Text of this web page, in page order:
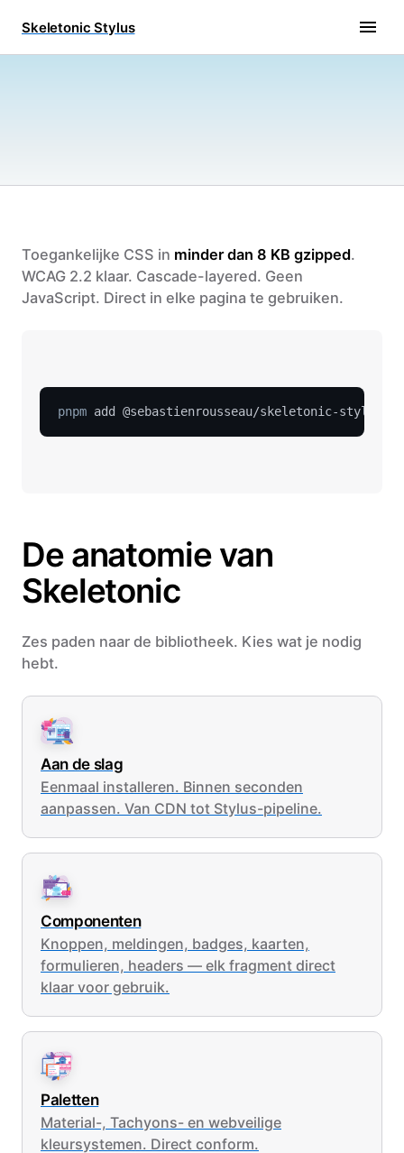
Skeletonic Stylus
Toegankelijke CSS in minder dan 8 KB gzipped.
WCAG 2.2 klaar. Cascade-layered. Geen
JavaScript. Direct in elke pagina te gebruiken.
pnpm
De anatomie van
Skeletonic
Zes paden naar de bibliotheek. Kies wat je nodig
hebt.
Aan de slag
Eenmaal installeren. Binnen seconden
aanpassen. Van CDN tot Stylus-pipeline.
Componenten
Knoppen, meldingen, badges, kaarten,
formulieren, headers — elk fragment direct
klaar voor gebruik.
Paletten
Material-, Tachyons- en webveilige
kleursystemen. Direct conform.